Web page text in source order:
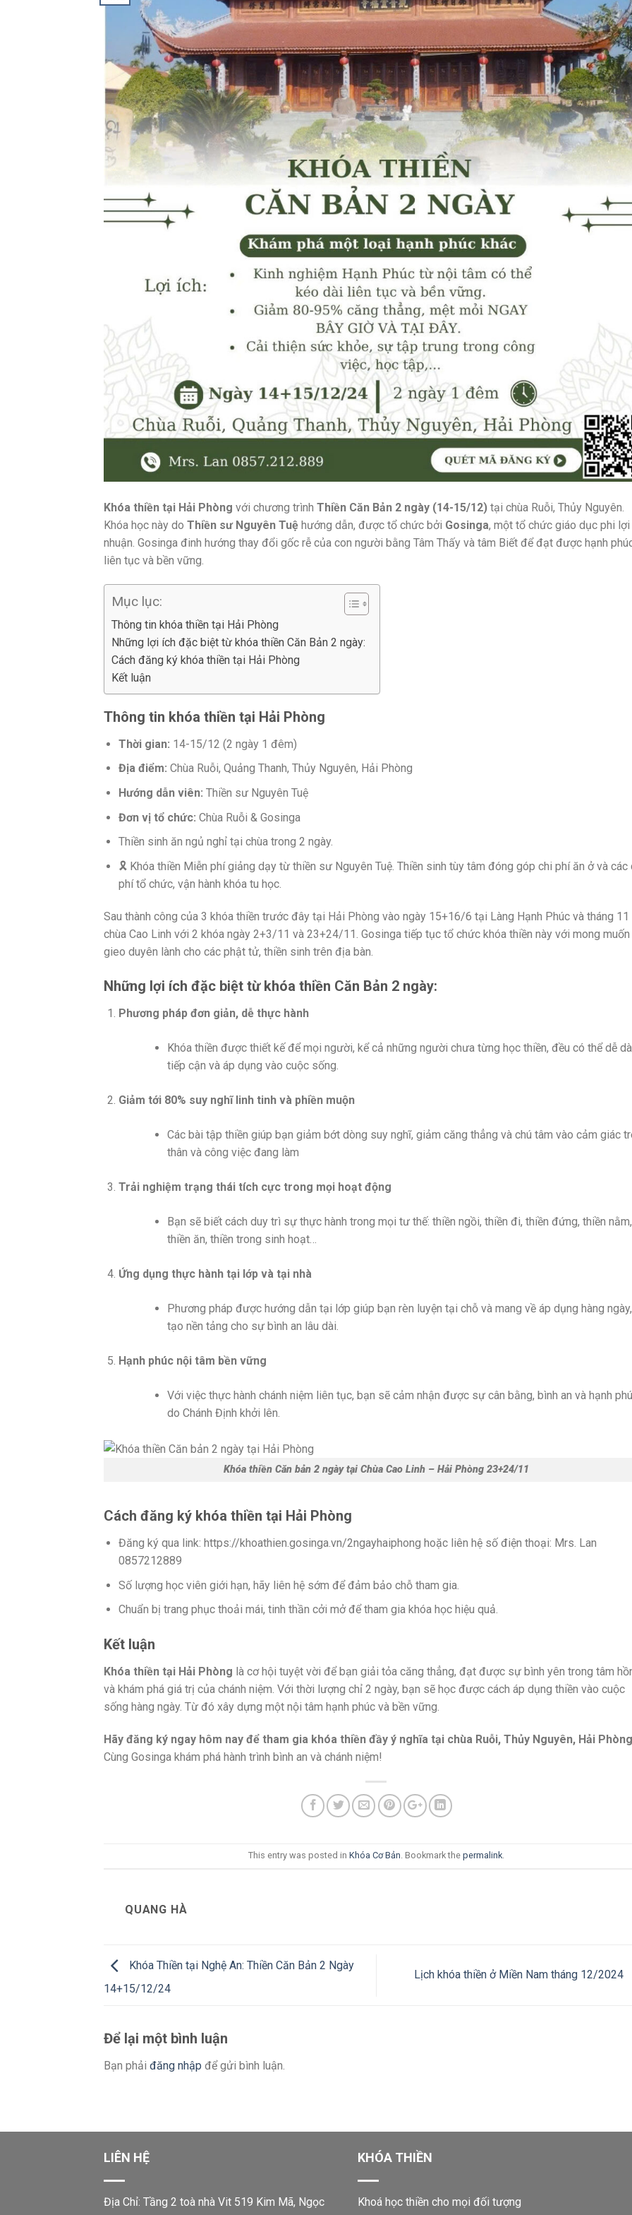
Khóa thiền tại Hải Phòng với chương trình Thiền Căn Bản 2 ngày (14-15/12) tại chùa Ruỗi, Thủy Nguyên.
Khóa học này do Thiền sư Nguyên Tuệ hướng dẫn, được tổ chức bởi Gosinga, một tổ chức giáo dục phi lợi
nhuận. Gosinga đinh hướng thay đổi gốc rễ của con người bằng Tâm Thấy và tâm Biết để đạt được hạnh
liên tục và bền vững.
Mục lục:
Thông tin khóa thiền tại Hải Phòng
Những lợi ích đặc biệt từ khóa thiền Căn Bản 2 ngày:
Cách đăng ký khóa thiền tại Hải Phòng
Kết luận
Thông tin khóa thiền tại Hải Phòng
Thời gian: 14-15/12 (2 ngày 1 đêm)
Địa điểm: Chùa Ruỗi, Quảng Thanh, Thủy Nguyên, Hải Phòng
Hướng dẫn viên: Thiền sư Nguyên Tuệ
Đơn vị tổ chức: Chùa Ruỗi & Gosinga
Thiền sinh ăn ngủ nghỉ tại chùa trong 2 ngày.
🎗️ Khóa thiền Miễn phí giảng dạy từ thiền sư Nguyên Tuệ. Thiền sinh tùy tâm đóng góp chi phí ăn ở và các
phí tổ chức, vận hành khóa tu học.
Sau thành công của 3 khóa thiền trước đây tại Hải Phòng vào ngày 15+16/6 tại Làng Hạnh Phúc và tháng
chùa Cao Linh với 2 khóa ngày 2+3/11 và 23+24/11. Gosinga tiếp tục tổ chức khóa thiền này với mong muốn
gieo duyên lành cho các phật tử, thiền sinh trên địa bàn.
Những lợi ích đặc biệt từ khóa thiền Căn Bản 2 ngày:
Phương pháp đơn giản, dễ thực hành
Khóa thiền được thiết kế để mọi người, kể cả những người chưa từng học thiền, đều có thể dễ
tiếp cận và áp dụng vào cuộc sống.
Giảm tới 80% suy nghĩ linh tinh và phiền muộn
Các bài tập thiền giúp bạn giảm bớt dòng suy nghĩ, giảm căng thẳng và chú tâm vào cảm giác
thân và công việc đang làm
Trải nghiệm trạng thái tích cực trong mọi hoạt động
Bạn sẽ biết cách duy trì sự thực hành trong mọi tư thế: thiền ngồi, thiền đi, thiền đứng, thiền nằm,
thiền ăn, thiền trong sinh hoạt…
Ứng dụng thực hành tại lớp và tại nhà
Phương pháp được hướng dẫn tại lớp giúp bạn rèn luyện tại chỗ và mang về áp dụng hàng ngày,
tạo nền tảng cho sự bình an lâu dài.
Hạnh phúc nội tâm bền vững
Với việc thực hành chánh niệm liên tục, bạn sẽ cảm nhận được sự cân bằng, bình an và hạnh
do Chánh Định khởi lên.
Khóa thiền Căn bản 2 ngày tại Chùa Cao Linh – Hải Phòng 23+24/11
Cách đăng ký khóa thiền tại Hải Phòng
Đăng ký qua link: https://khoathien.gosinga.vn/2ngayhaiphong hoặc liên hệ số điện thoại: Mrs. Lan
0857212889
Số lượng học viên giới hạn, hãy liên hệ sớm để đảm bảo chỗ tham gia.
Chuẩn bị trang phục thoải mái, tinh thần cởi mở để tham gia khóa học hiệu quả.
Kết luận
Khóa thiền tại Hải Phòng là cơ hội tuyệt vời để bạn giải tỏa căng thẳng, đạt được sự bình yên trong tâm
và khám phá giá trị của chánh niệm. Với thời lượng chỉ 2 ngày, bạn sẽ học được cách áp dụng thiền vào cuộc
sống hàng ngày. Từ đó xây dựng một nội tâm hạnh phúc và bền vững.
Hãy đăng ký ngay hôm nay để tham gia khóa thiền đầy ý nghĩa tại chùa Ruỗi, Thủy Nguyên, Hải
Cùng Gosinga khám phá hành trình bình an và chánh niệm!
This entry was posted in Khóa Cơ Bản. Bookmark the permalink.
QUANG HÀ
Khóa Thiền tại Nghệ An: Thiền Căn Bản 2 Ngày
14+15/12/24
Lịch khóa thiền ở Miền Nam tháng 12/2024
Để lại một bình luận
Bạn phải đăng nhập để gửi bình luận.
LIÊN HỆ
Địa Chỉ: Tầng 2 toà nhà Vit 519 Kim Mã, Ngọc
KHÓA THIỀN
Khoá học thiền cho mọi đối tượng